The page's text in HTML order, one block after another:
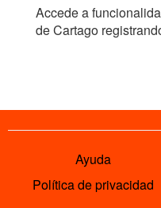
Accede a
de Cartago
Ayuda
Política de privacidad